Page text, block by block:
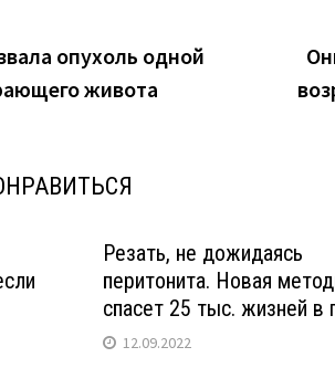
опухоль одной
живота
Резать, не дожидаясь
перитонита. Новая
спасет 25 тыс. жизней в
12.09.2022